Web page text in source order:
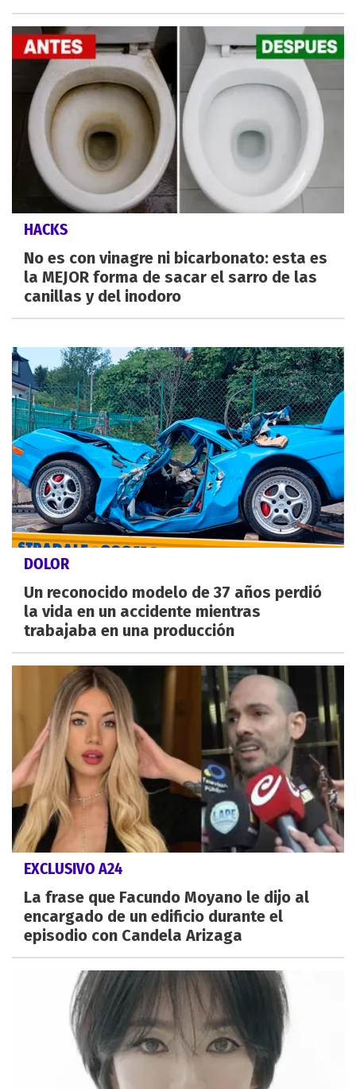
HACKS
No es con vinagre ni bicarbonato: esta es
la MEJOR forma de sacar el sarro de las
canillas y del inodoro
DOLOR
Un reconocido modelo de 37 años perdió
la vida en un accidente mientras
trabajaba en una producción
EXCLUSIVO A24
La frase que Facundo Moyano le dijo al
encargado de un edificio durante el
episodio con Candela Arizaga